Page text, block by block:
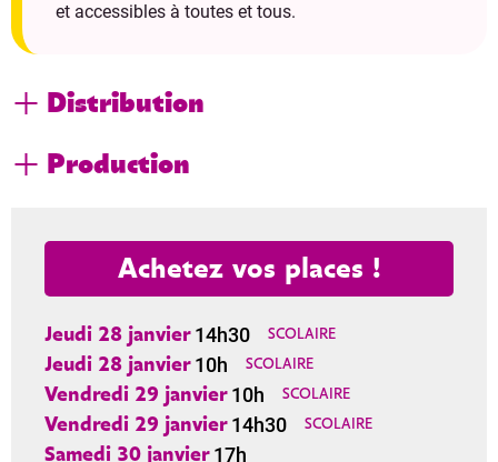
et accessibles à toutes et tous.
Distribution
Production
Achetez vos places !
Jeudi 28 janvier14h30 SCOLAIRE
Jeudi 28 janvier10h SCOLAIRE
Vendredi 29 janvier10h SCOLAIRE
Vendredi 29 janvier14h30 SCOLAIRE
Samedi 30 janvier17h